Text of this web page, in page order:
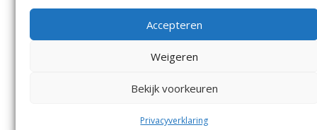
Accepteren
Weigeren
Bekijk voorkeuren
Privacyverklaring
Voorwaarden
© Kennemerland Pers B.V.